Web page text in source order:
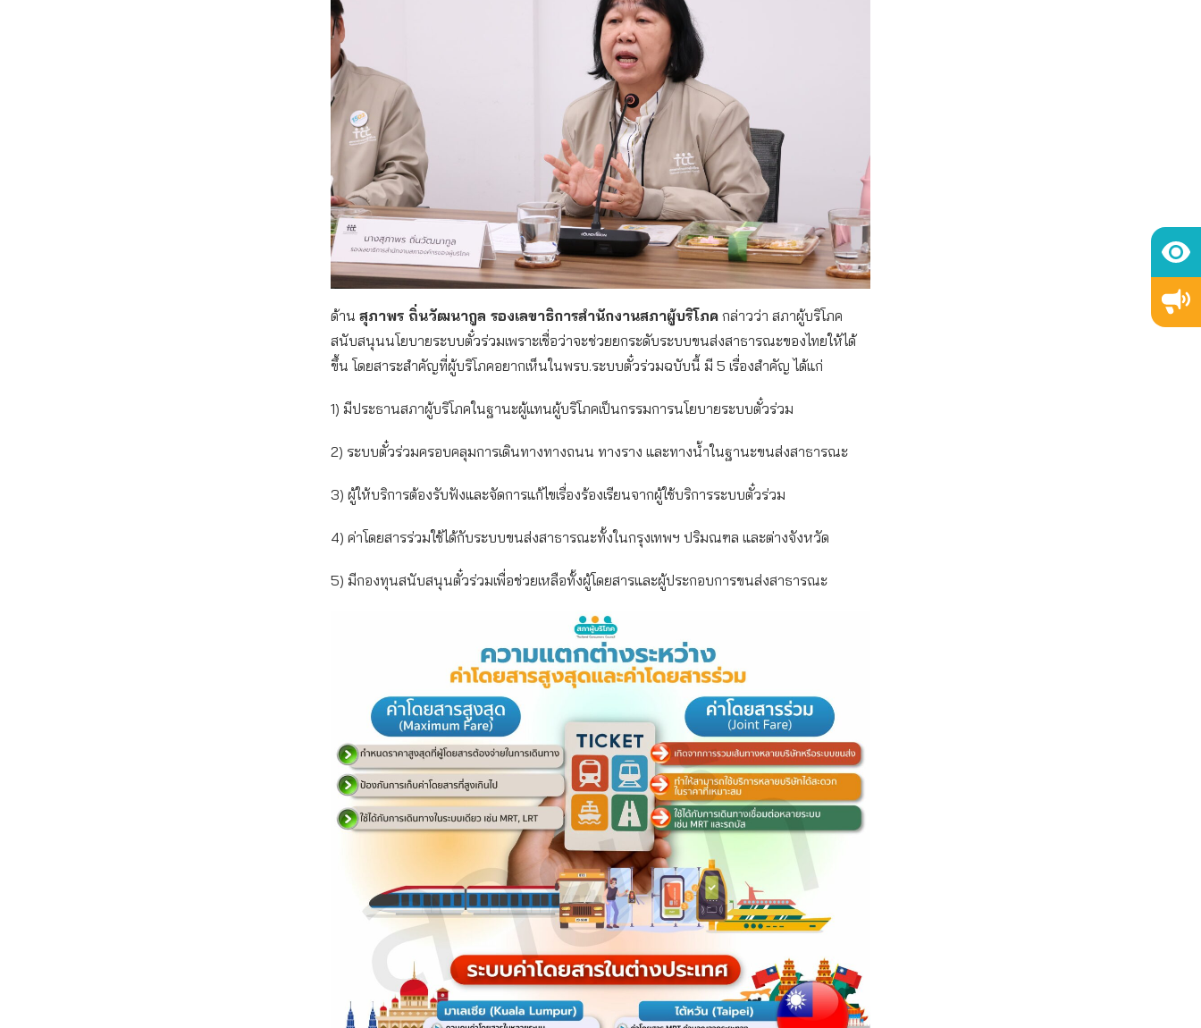
ด้าน สุภาพร ถิ่นวัฒนากูล รองเลขาธิการสำนักงานสภาผู้บริโภค กล่าวว่า สภาผู้บริโภค
สนับสนุนนโยบายระบบตั๋วร่วมเพราะเชื่อว่าจะช่วยยกระดับระบบขนส่งสาธารณะของไทยให้ได้
ขึ้น โดยสาระสำคัญที่ผู้บริโภคอยากเห็นในพรบ.ระบบตั๋วร่วมฉบับนี้ มี 5 เรื่องสำคัญ ได้แก่
1) มีประธานสภาผู้บริโภคในฐานะผู้แทนผู้บริโภคเป็นกรรมการนโยบายระบบตั๋วร่วม
2) ระบบตั๋วร่วมครอบคลุมการเดินทางทางถนน ทางราง และทางน้ำในฐานะขนส่งสาธารณะ
3) ผู้ให้บริการต้องรับฟังและจัดการแก้ไขเรื่องร้องเรียนจากผู้ใช้บริการระบบตั๋วร่วม
4) ค่าโดยสารร่วมใช้ได้กับระบบขนส่งสาธารณะทั้งในกรุงเทพฯ ปริมณฑล และต่างจังหวัด
5) มีกองทุนสนับสนุนตั๋วร่วมเพื่อช่วยเหลือทั้งผู้โดยสารและผู้ประกอบการขนส่งสาธารณะ